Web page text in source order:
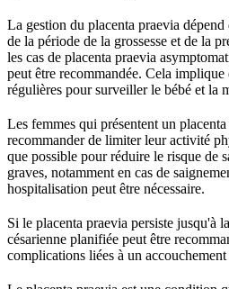
La gestion du placenta praevia
de la période de la grossesse et de la
les cas de placenta praevia
peut être recommandée. Cela implique
régulières pour surveiller le bébé et la
Les femmes qui présentent un
recommander de limiter leur activité
que possible pour réduire le risque de
graves, notamment en cas de
hospitalisation peut être nécessaire.
Si le placenta praevia persiste jusqu'à
césarienne planifiée peut être
complications liées à un